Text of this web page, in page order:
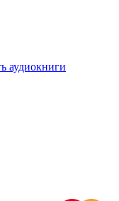
аудиокниги